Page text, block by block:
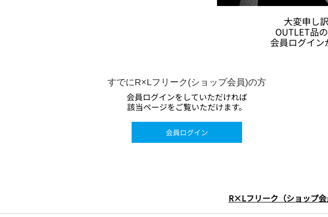
大変申し
OUTLET品
会員ログイン
すでにR×Lフリーク(ショップ会員)の方
会員ログインをしていただければ
該当ページをご覧いただけます。
会員ログイン
R×Lフリーク（ショップ